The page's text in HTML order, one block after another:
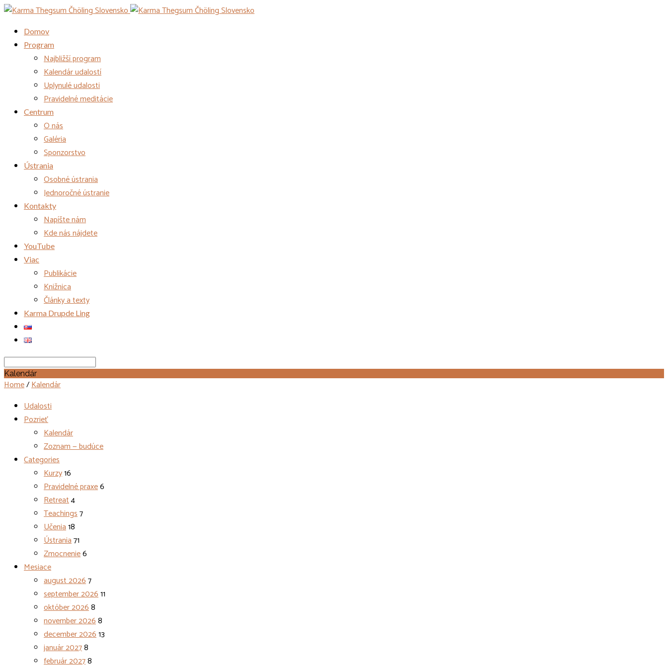
Domov
Program
Najbližší program
Kalendár udalostí
Uplynulé udalosti
Pravidelné meditácie
Centrum
O nás
Galéria
Sponzorstvo
Ústrania
Osobné ústrania
Jednoročné ústranie
Kontakty
Napíšte nám
Kde nás nájdete
YouTube
Viac
Publikácie
Knižnica
Články a texty
Karma Drupde Ling
Search
Kalendár
Home/Kalendár
Udalosti
Pozrieť
Kalendár
Zoznam — budúce
Categories
Kurzy16
Pravidelné praxe6
Retreat4
Teachings7
Učenia18
Ústrania71
Zmocnenie6
Mesiace
august 20267
september 202611
október 20268
november 20268
december 202613
január 20278
február 20278